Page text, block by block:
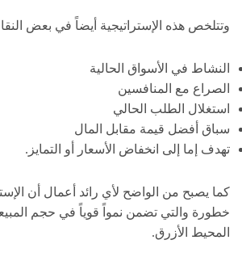
وتتلخص هذه الإستراتيجية أيضاً في بعض
النشاط في الأسواق الحالية
الصراع مع المنافسين
استغلال الطلب الحالي
سباق أفضل قيمة مقابل المال
تهدف إما إلى انخفاض الأسعار أو التمايز.
كما يصبح من الواضح لأي رائد أعمال أن
خطورة والتي تضمن نمواً قوياً في حجم
المحيط الأزرق.